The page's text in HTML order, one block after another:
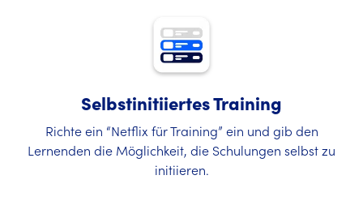
Selbstinitiiertes Training
Richte ein “Netflix für Training” ein und gib den
Lernenden die Möglichkeit, die Schulungen selbst zu
initiieren.